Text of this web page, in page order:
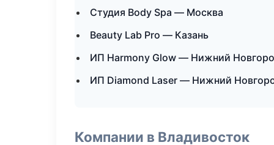
Студия Body Spa — Москва
Beauty Lab Pro — Казань
ИП Harmony Glow — Нижний
ИП Diamond Laser — Нижний
Компании в Владивосток